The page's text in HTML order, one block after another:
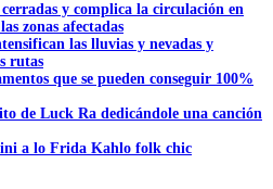
y complica la circulación en
zonas afectadas
las lluvias y nevadas y
rutas
que se pueden conseguir 100%
de Luck Ra dedicándole una canción
a lo Frida Kahlo folk chic